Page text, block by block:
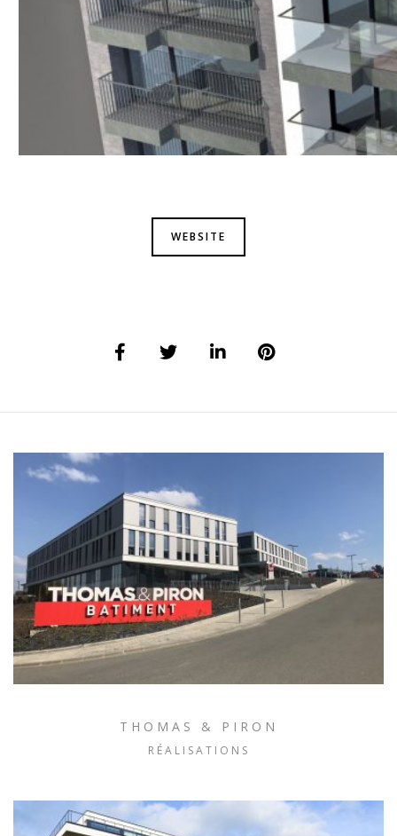
WEBSITE
THOMAS & PIRON
RÉALISATIONS